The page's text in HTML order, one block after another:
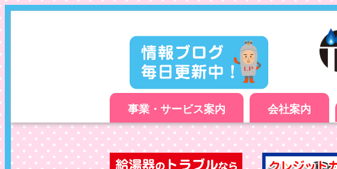
事業・サービス案内 会社案内